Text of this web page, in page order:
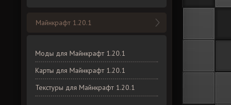
Майнкрафт 1.20.1
Моды для Майнкрафт 1.20.1
Карты для Майнкрафт 1.20.1
Текстуры для Майнкрафт 1.20.1